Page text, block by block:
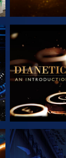
シリーズを探求